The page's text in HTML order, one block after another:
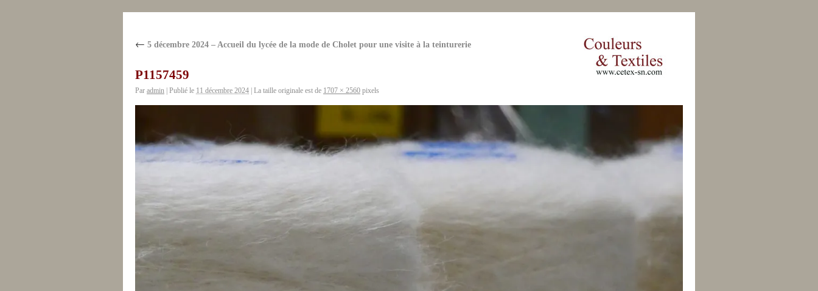
← 5 décembre 2024 – Accueil du lycée de la mode de Cholet pour une visite à la teinturerie
P1157459
Par admin Publié le 11 décembre 2024 La taille originale est de 1707 × 2560 pixels